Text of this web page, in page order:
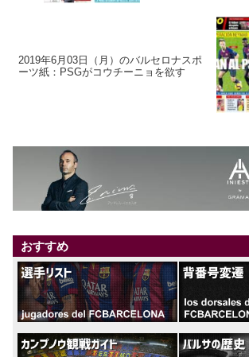
2019年6月03日（月）のバルセロナスポ
ーツ紙：PSGがコウチーニョを欲す
おすすめ